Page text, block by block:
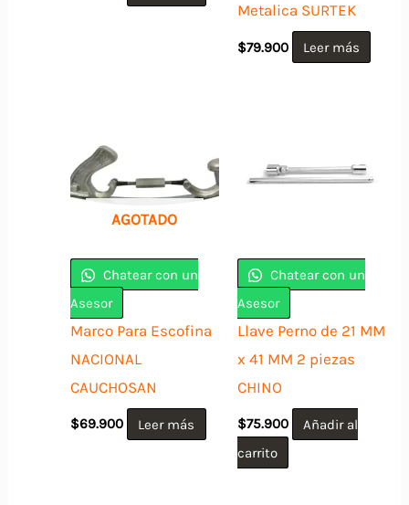
Metalica SURTEK
$79.900 Leer más
AGOTADO
Chatear con un
Asesor
Marco Para Escofina
NACIONAL
CAUCHOSAN
$69.900 Leer más
Chatear con un
Asesor
Llave Perno de 21 MM
x 41 MM 2 piezas
CHINO
$75.900
Añadir al
carrito